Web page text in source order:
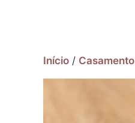
Início / Casamento